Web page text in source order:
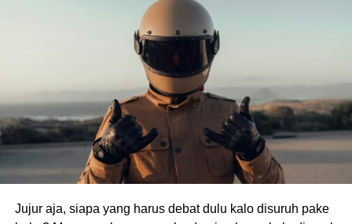
Jujur aja, siapa yang harus debat dulu kalo disuruh pake